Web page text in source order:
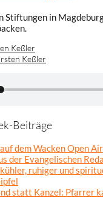
Stiftungen in
Keßler
Keßler
Beiträge
dem Wacken Open Air
der Evangelischen
kühler, ruhiger und
statt Kanzel: Pfarrer